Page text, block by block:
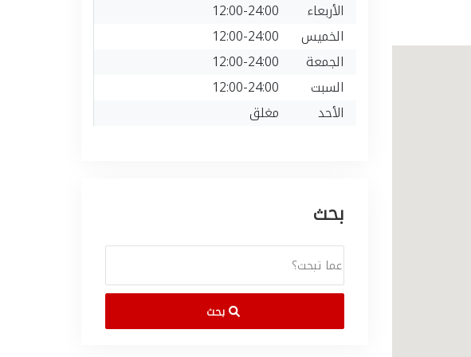
الأربعاء
12:00-24:00
الخميس
12:00-24:00
الجمعة
12:00-24:00
السبت
12:00-24:00
الأحد
مغلق
بحث
بحث